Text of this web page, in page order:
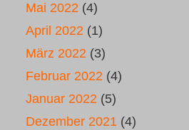
Mai 2022 (4)
April 2022 (1)
März 2022 (3)
Februar 2022 (4)
Januar 2022 (5)
Dezember 2021 (4)